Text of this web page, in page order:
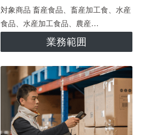
対象商品 畜産食品、畜産加工食、水産
食品、水産加工食品、農産…
業務範囲